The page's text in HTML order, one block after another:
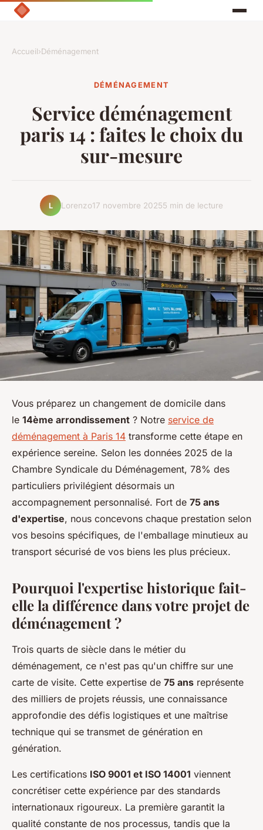
Accueil›Déménagement
DÉMÉNAGEMENT
Service déménagement
paris 14 : faites le choix du
sur-mesure
L Lorenzo17 novembre 20255 min de lecture
Vous préparez un changement de domicile dans
le 14ème arrondissement ? Notre service de
déménagement à Paris 14 transforme cette étape en
expérience sereine. Selon les données 2025 de la
Chambre Syndicale du Déménagement, 78% des
particuliers privilégient désormais un
accompagnement personnalisé. Fort de 75 ans
d'expertise, nous concevons chaque prestation selon
vos besoins spécifiques, de l'emballage minutieux au
transport sécurisé de vos biens les plus précieux.
Pourquoi l'expertise historique fait-
elle la différence dans votre projet de
déménagement ?
Trois quarts de siècle dans le métier du
déménagement, ce n'est pas qu'un chiffre sur une
carte de visite. Cette expertise de 75 ans représente
des milliers de projets réussis, une connaissance
approfondie des défis logistiques et une maîtrise
technique qui se transmet de génération en
génération.
Les certifications ISO 9001 et ISO 14001 viennent
concrétiser cette expérience par des standards
internationaux rigoureux. La première garantit la
qualité constante de nos processus, tandis que la